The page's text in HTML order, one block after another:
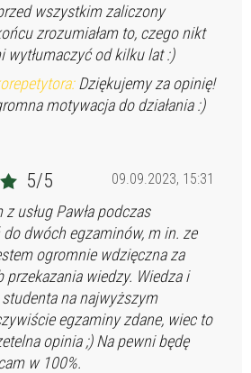
wszystkim zaliczony
zrozumiałam to, czego nikt
wytłumaczyć od kilku lat :)
Dziękujemy za opinię!
motywacja do działania :)
09.09.2023, 15:31
5/5
z usług Pawła podczas
dwóch egzaminów, m in. ze
ogromnie wdzięczna za
przekazania wiedzy. Wiedza i
na najwyższym
egzaminy zdane, wiec to
opinia ;) Na pewni będę
w 100%.